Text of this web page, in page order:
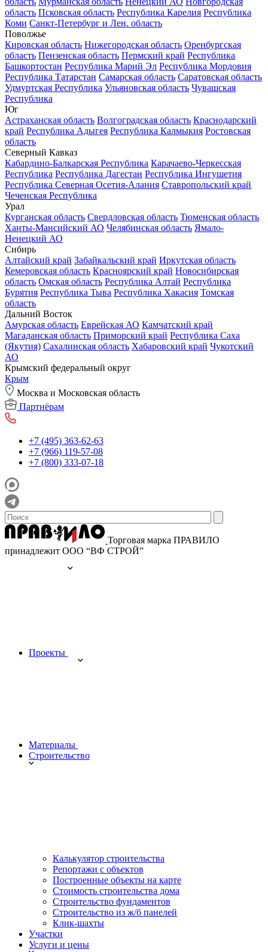
область Псковская область Республика Карелия Республика
Коми Санкт-Петербург и Лен. область
Поволжье
Кировская область Нижегородская область Оренбургская
область Пензенская область Пермский край Республика
Башкортостан Республика Марий Эл Республика Мордовия
Республика Татарстан Самарская область Саратовская область
Удмуртская Республика Ульяновская область Чувашская
Республика
Юг
Астраханская область Волгоградская область Краснодарский
край Республика Адыгея Республика Калмыкия Ростовская
область
Северный Кавказ
Кабардино-Балкарская Республика Карачаево-Черкесская
Республика Республика Дагестан Республика Ингушетия
Республика Северная Осетия-Алания Ставропольский край
Чеченская Республика
Урал
Курганская область Свердловская область Тюменская область
Ханты-Мансийский АО Челябинская область Ямало-
Ненецкий АО
Сибирь
Алтайский край Забайкальский край Иркутская область
Кемеровская область Красноярский край Новосибирская
область Омская область Республика Алтай Республика
Бурятия Республика Тыва Республика Хакасия Томская
область
Дальний Восток
Амурская область Еврейская АО Камчатский край
Магаданская область Приморский край Республика Саха
(Якутия) Сахалинская область Хабаровский край Чукотский
АО
Крымский федеральный округ
Крым
Москва и Московская область
Партнёрам
+7 (495) 363-62-63
+7 (966) 119-57-08
+7 (800) 333-07-18
Торговая марка ПРАВИЛО
принадлежит ООО “ВФ СТРОЙ”
Проекты
Материалы
Строительство
Калькулятор строительства
Репортажи с объектов
Построенные объекты на карте
Стоимость строительства дома
Строительство фундаментов
Строительство из ж/б панелей
Клик-шахты
Участки
Услуги и цены